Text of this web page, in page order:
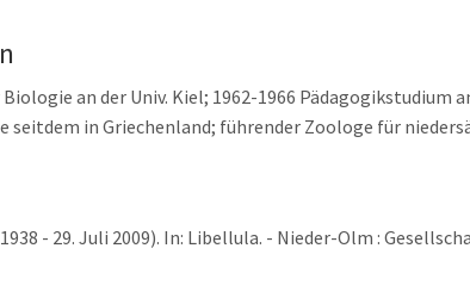
an der Univ. Kiel; 1962-1966 Pädagogikstudium
seitdem in Griechenland; führender Zoologe für
- 29. Juli 2009). In: Libellula. - Nieder-Olm :